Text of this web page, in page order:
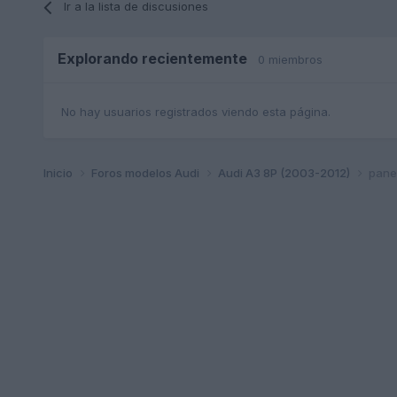
Ir a la lista de discusiones
Explorando recientemente 0 miembros
No hay usuarios registrados viendo esta página.
Inicio Foros modelos Audi Audi A3 8P (2003-2012)